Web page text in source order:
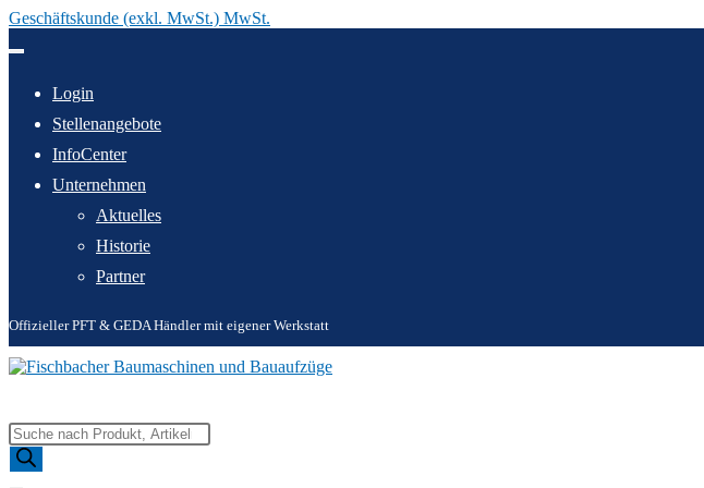
Geschäftskunde (exkl. MwSt.) MwSt.
Inhalt
Login
Stellenangebote
InfoCenter
Unternehmen
Aktuelles
Historie
Partner
Offizieller PFT & GEDA Händler mit eigener Werkstatt
Products
search